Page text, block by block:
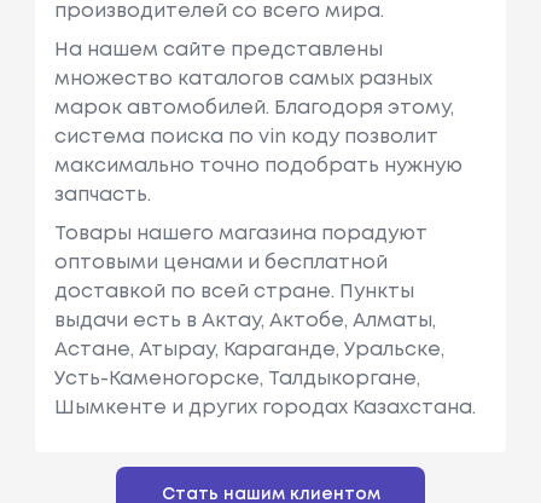
производителей со всего мира.
На нашем сайте представлены
множество каталогов самых разных
марок автомобилей. Благодоря этому,
система поиска по vin коду позволит
максимально точно подобрать нужную
запчасть.
Товары нашего магазина порадуют
оптовыми ценами и бесплатной
доставкой по всей стране. Пункты
выдачи есть в Актау, Актобе, Алматы,
Астане, Атырау, Караганде, Уральске,
Усть-Каменогорске, Талдыкоргане,
Шымкенте и других городах Казахстана.
Стать нашим клиентом